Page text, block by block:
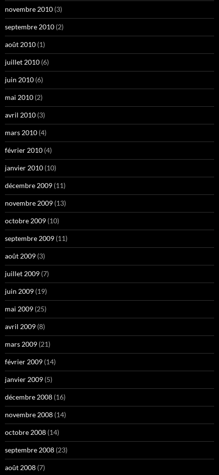
novembre 2010 (3)
septembre 2010 (2)
août 2010 (1)
juillet 2010 (6)
juin 2010 (6)
mai 2010 (2)
avril 2010 (3)
mars 2010 (4)
février 2010 (4)
janvier 2010 (10)
décembre 2009 (11)
novembre 2009 (13)
octobre 2009 (10)
septembre 2009 (11)
août 2009 (3)
juillet 2009 (7)
juin 2009 (19)
mai 2009 (25)
avril 2009 (8)
mars 2009 (21)
février 2009 (14)
janvier 2009 (5)
décembre 2008 (16)
novembre 2008 (14)
octobre 2008 (14)
septembre 2008 (23)
août 2008 (7)